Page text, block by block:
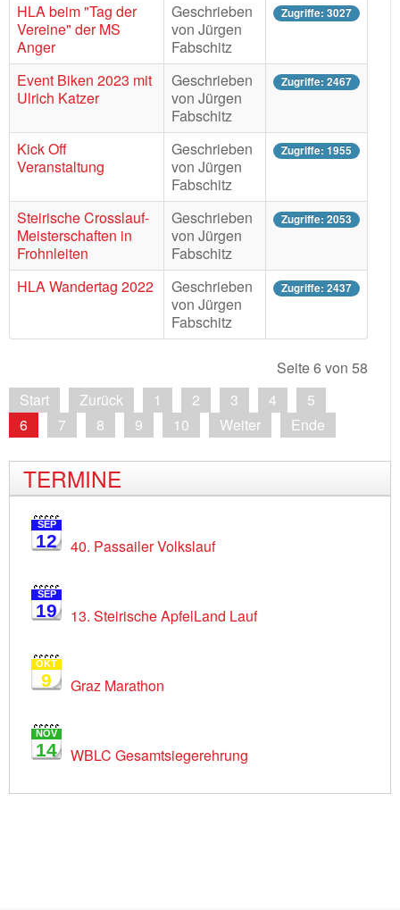
HLA beim "Tag der
Vereine" der MS
Anger
Geschrieben
von Jürgen
Fabschitz
Zugriffe: 3027
Event Biken 2023 mit
Ulrich Katzer
Geschrieben
von Jürgen
Fabschitz
Zugriffe: 2467
Kick Off
Veranstaltung
Geschrieben
von Jürgen
Fabschitz
Zugriffe: 1955
Steirische Crosslauf-
Meisterschaften in
Frohnleiten
Geschrieben
von Jürgen
Fabschitz
Zugriffe: 2053
HLA Wandertag 2022
Geschrieben
von Jürgen
Fabschitz
Zugriffe: 2437
Seite 6 von 58
Start
Zurück 1 2 3 4
5
6
7 8 9 10 Weiter Ende
TERMINE
SEP
12 40. Passailer Volkslauf
SEP
19 13. Steirische ApfelLand Lauf
OKT
9 Graz Marathon
NOV
14 WBLC Gesamtsiegerehrung